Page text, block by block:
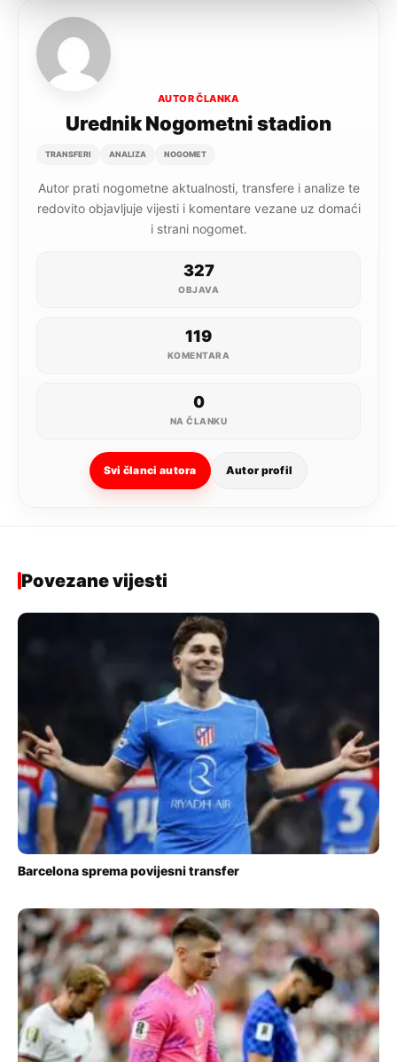
AUTOR ČLANKA
Urednik Nogometni stadion
TRANSFERI ANALIZA NOGOMET
Autor prati nogometne aktualnosti, transfere i analize te
redovito objavljuje vijesti i komentare vezane uz domaći
i strani nogomet.
327
OBJAVA
119
KOMENTARA
0
NA ČLANKU
Svi članci autora Autor profil
Povezane vijesti
Barcelona sprema povijesni transfer